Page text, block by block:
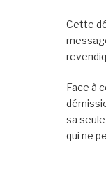
Cette
Face à
sa
qui ne
==